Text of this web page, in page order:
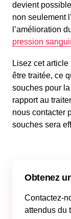
devient
non seulement
l’amélioration
pression
Lisez cet
être traitée, ce
souches pour
rapport au
nous contacter
souches sera
Obtenez
Contactez-
attendus du